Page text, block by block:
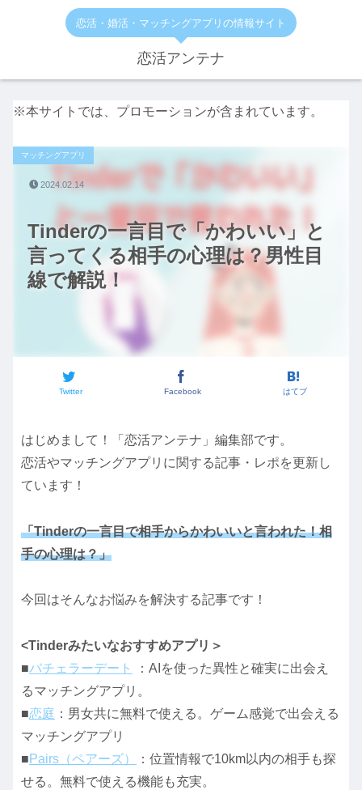
恋活・婚活・マッチングアプリの情報サイト
恋活アンテナ
※本サイトでは、プロモーションが含まれています。
Tinderの一言目で「かわいい」と
言ってくる相手の心理は？男性目
線で解説！
マッチングアプリ
Twitter Facebook はてブ
2024.02.14
はじめまして！「恋活アンテナ」編集部です。
恋活やマッチングアプリに関する記事・レポを更新し
ています！
「Tinderの一言目で相手からかわいいと言われた！相
手の心理は？」
今回はそんなお悩みを解決する記事です！
<Tinderみたいなおすすめアプリ＞
■バチェラーデート
：AIを使った異性と確実に出会え
るマッチングアプリ。
■恋庭 ：男女共に無料で使える。ゲーム感覚で出会える
マッチングアプリ
■ Pairs（ペアーズ）
：位置情報で10km以内の相手も探
せる。無料で使える機能も充実。